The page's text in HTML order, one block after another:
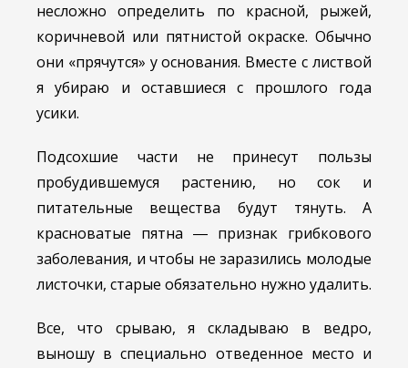
несложно определить по красной, рыжей,
коричневой или пятнистой окраске. Обычно
они «прячутся» у основания. Вместе с листвой
я убираю и оставшиеся с прошлого года
усики.
Подсохшие части не принесут пользы
пробудившемуся растению, но сок и
питательные вещества будут тянуть. А
красноватые пятна ― признак грибкового
заболевания, и чтобы не заразились молодые
листочки, старые обязательно нужно удалить.
Все, что срываю, я складываю в ведро,
выношу в специально отведенное место и